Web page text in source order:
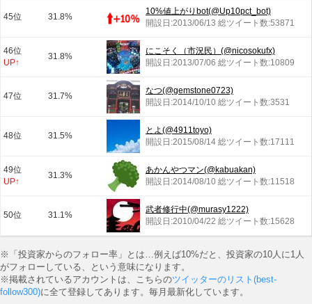
45位 31.8%
10%値上がりbot(@Up10pct_bot)
開設日:2013/06/13 総ツイート数:53871
46位
UP↑
31.8%
にこそく（市況民）(@nicosokufx)
開設日:2013/07/06 総ツイート数:10809
47位 31.7%
なつ(@gemstone0723)
開設日:2014/10/10 総ツイート数:3531
48位 31.5%
とよ(@4911toyo)
開設日:2015/08/14 総ツイート数:17111
49位
UP↑
31.3%
あかんやつマン(@kabuakan)
開設日:2014/08/10 総ツイート数:11518
50位 31.1%
武者修行中(@murasy1222)
開設日:2010/04/22 総ツイート数:15628
※「投資家からのフォロー率」とは…例えば10%だと、投資家の10人に1人
がフォローしている、という意味になります。
※掲載されているアカウントは、こちらのツイッターのリスト(best-
follow300)に全て登録してあります。毎月最新化しています。